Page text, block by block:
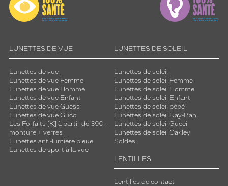
LUNETTES DE VUE
Lunettes de vue
Lunettes de vue Femme
Lunettes de vue Homme
Lunettes de vue Enfant
Lunettes de vue Guess
Lunettes de vue Gucci
Les Forfaits [K] à partir de 39€ -
monture + verres
Lunettes anti-lumière bleue
Lunettes de sport à la vue
LUNETTES DE SOLEIL
Lunettes de soleil
Lunettes de soleil Femme
Lunettes de soleil Homme
Lunettes de soleil Enfant
Lunettes de soleil bébé
Lunettes de soleil Ray-Ban
Lunettes de soleil Gucci
Lunettes de soleil Oakley
Soldes
LENTILLES
Lentilles de contact